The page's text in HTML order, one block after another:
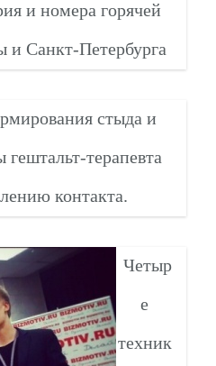
и номера горячей
Санкт-Петербурга
стыда и
гештальт-терапевта
контакта.
Четыр
е
техник